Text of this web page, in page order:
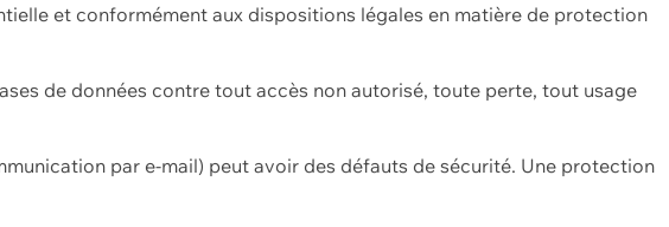
et conformément aux dispositions légales en matière de protection
de données contre tout accès non autorisé, toute perte, tout usage
par e-mail) peut avoir des défauts de sécurité. Une protection